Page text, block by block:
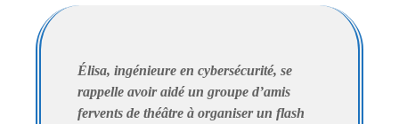
Élisa, ingénieure en cybersécurité, se
rappelle avoir aidé un groupe d’amis
fervents de théâtre à organiser un flash